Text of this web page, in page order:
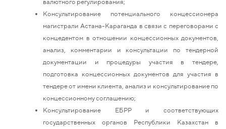
Консультирование потенциального концессионера
магистрали Астана-Караганда в связи с переговорами с
концедентом в отношении концессионных документов,
анализ, комментарии и консультации по тендерной
документации и процедуры участия в тендере,
подготовка концессионных документов для участия в
тендере от имени клиента, анализ и консультирование по
концессионному соглашению;
Консультирование ЕБРР и соответствующих
государственных органов Республики Казахстан в